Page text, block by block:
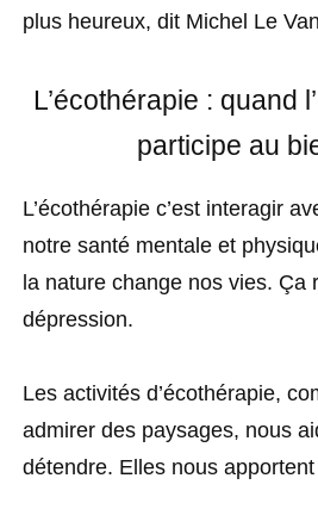
plus heureux, dit Michel Le
L’écothérapie : quand
participe au
L’écothérapie c’est interagir
notre santé mentale et
la nature change nos vies. Ça
dépression.
Les activités d’écothérapie,
admirer des paysages, nous
détendre. Elles nous